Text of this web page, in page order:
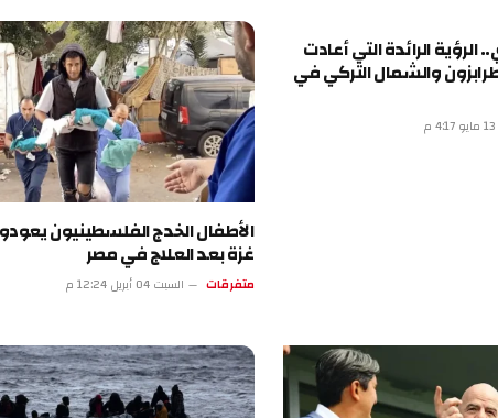
الرائدة التي أعادت
والشمال التركي في
الأطفال الخدج الفلسطينيون يعودون إلى
غزة بعد العلاج في مصر
متفرقات السبت 04 أبريل 12:24 م